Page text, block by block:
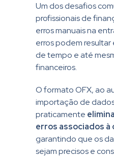
Um dos desafios
profissionais de
erros manuais na
erros podem
de tempo e até
financeiros.
O formato OFX, ao
importação de
praticamente
erros associados à
garantindo que os
sejam precisos e